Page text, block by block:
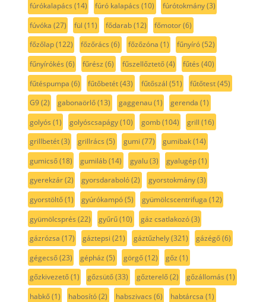
fúrókalapács (14) fúró kalapács (10) fúrótokmány(3)
fúvóka (27) fül (11) fődarab(12) főmotor(6)
főzőlap(122) főzőrács (6) főzőzóna (1) fűnyíró(52)
fűnyírókés (6) fűrész (6) fűszellőztető(4) fűtés (40)
fűtéspumpa (6) fűtőbetét(43) fűtőszál (51) fűtőtest(45)
G9(2) gabonaörlő(13) gaggenau(1) gerenda (1)
golyós (1) golyóscsapágy(10) gomb(104) grill (16)
grillbetét(3) grillrács (5) gumi (77) gumibak(14)
gumicső(18) gumiláb(14) gyalu(3) gyalugép(1)
gyerekzár(2) gyorsdaraboló(2) gyorstokmány(3)
gyorstöltő(1) gyúrókampó(5) gyümölcscentrifuga (12)
gyümölcsprés (22) gyűrű(10) gáz csatlakozó(3)
gázrózsa (17) gáztepsi (21) gáztűzhely(321) gázégő(6)
gégecső(23) gépház (5) görgő(12) gőz (1)
gőzkivezető(1) gőzsütő(33) gőzterelő(2) gőzállomás (1)
habkő(1) habosító(2) habszivacs (6) habtárcsa (1)